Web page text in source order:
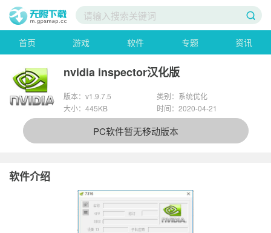
首页 游戏 软件 专题 资讯
nvidia inspector汉化版
版本：v1.9.7.5
类别：系统优化
大小：445KB
时间：2020-04-21
PC软件暂无移动版本
软件介绍